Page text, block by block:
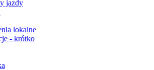
jazdy
lokalne
- krótko